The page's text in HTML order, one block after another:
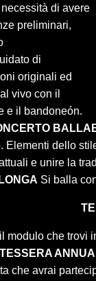
di avere
preliminari,
di
originali ed
vivo con il
e il bandoneón.
Elementi dello
e unire la
Si balla
modulo che trovi
TESSERA
che avrai